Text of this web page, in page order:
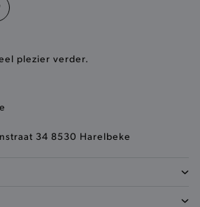
plezier verder.
34 8530 Harelbeke
of-stock-modal